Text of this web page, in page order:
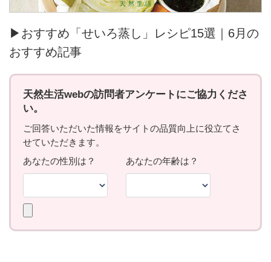
▶おすすめ「せいろ蒸し」レシピ15選｜6月の
おすすめ記事